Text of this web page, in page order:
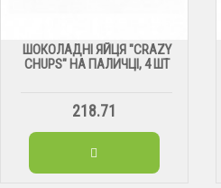
ШОКОЛАДНІ ЯЙЦЯ "CRAZY
CHUPS" НА ПАЛИЧЦІ, 4 ШТ
218.71